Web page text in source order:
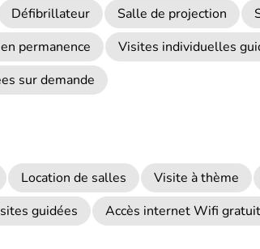
Défibrillateur Salle de projection
permanence
Visites individuelles
sur demande
Location de salles
Visite à thème
guidées Accès internet Wifi gratuit